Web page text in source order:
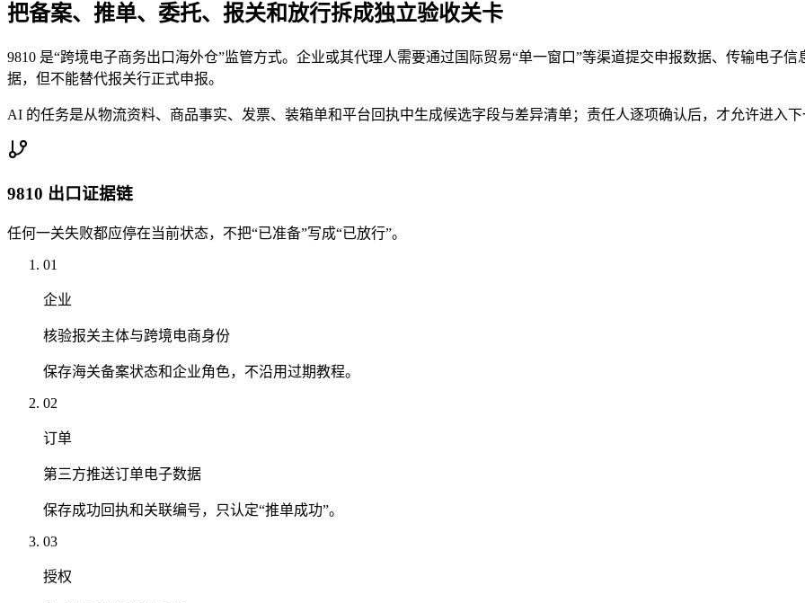
把备案、推单、委托、报关和放行拆成独立验收关卡
9810 是“跨境电子商务出口海外仓”监管方式。企业或其代理人需要通过国际贸易“单一窗口”等渠道提交申报数据、传输电子
据，但不能替代报关行正式申报。
AI 的任务是从物流资料、商品事实、发票、装箱单和平台回执中生成候选字段与差异清单；责任人逐项确认后，才允许进入
9810 出口证据链
任何一关失败都应停在当前状态，不把“已准备”写成“已放行”。
01
企业
核验报关主体与跨境电商身份
保存海关备案状态和企业角色，不沿用过期教程。
02
订单
第三方推送订单电子数据
保存成功回执和关联编号，只认定“推单成功”。
03
授权